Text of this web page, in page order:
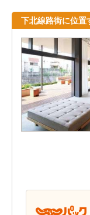
下北線路街に位置